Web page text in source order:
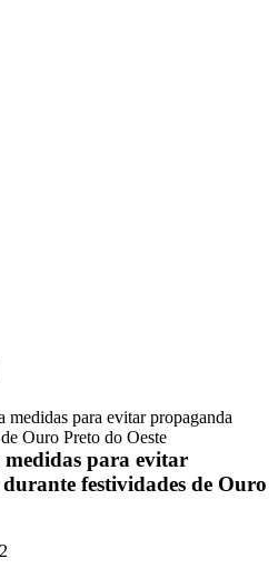
medidas para evitar propaganda
Ouro Preto do Oeste
para evitar
festividades de Ouro